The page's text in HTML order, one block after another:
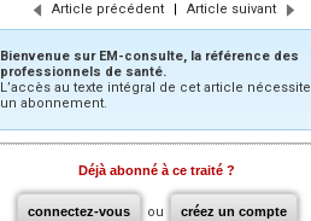
Article précédent | Article suivant
Bienvenue sur EM-consulte, la référence des
professionnels de santé.
L’accès au texte intégral de cet article nécessite
un abonnement.
Déjà abonné à ce traité ?
connectez-vous ou créez un compte